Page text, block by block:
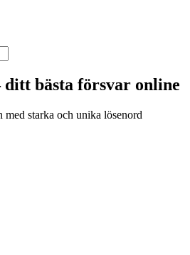
ditt bästa försvar online
starka och unika lösenord